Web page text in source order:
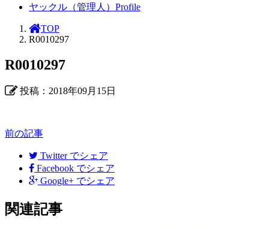
ヤックル（管理人）Profile
TOP
R0010297
R0010297
投稿：2018年09月15日
前
事
前の記事
Twitterでシェア
Facebook でシェア
Google+ でシェア
関連記事